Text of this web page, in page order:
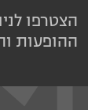
הצטרפו
ההופעות